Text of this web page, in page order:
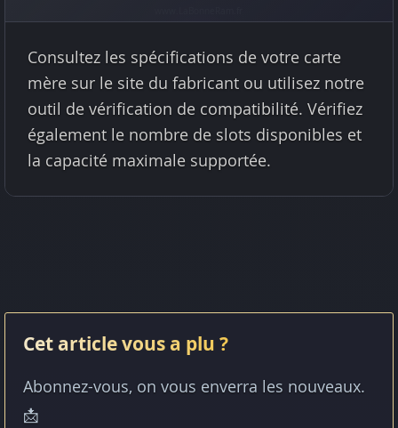
Consultez les spécifications de votre carte
mère sur le site du fabricant ou utilisez notre
outil de vérification de compatibilité. Vérifiez
également le nombre de slots disponibles et
la capacité maximale supportée.
Cet article vous a plu ?
Abonnez-vous, on vous enverra les nouveaux.
📩